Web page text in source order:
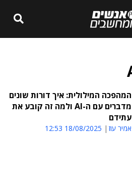
המהפכה המילולית: איך דורות שונים
מדברים עם ה-AI ולמה זה קובע את
עתידם
אמיר עוז 18/08/2025 12:53